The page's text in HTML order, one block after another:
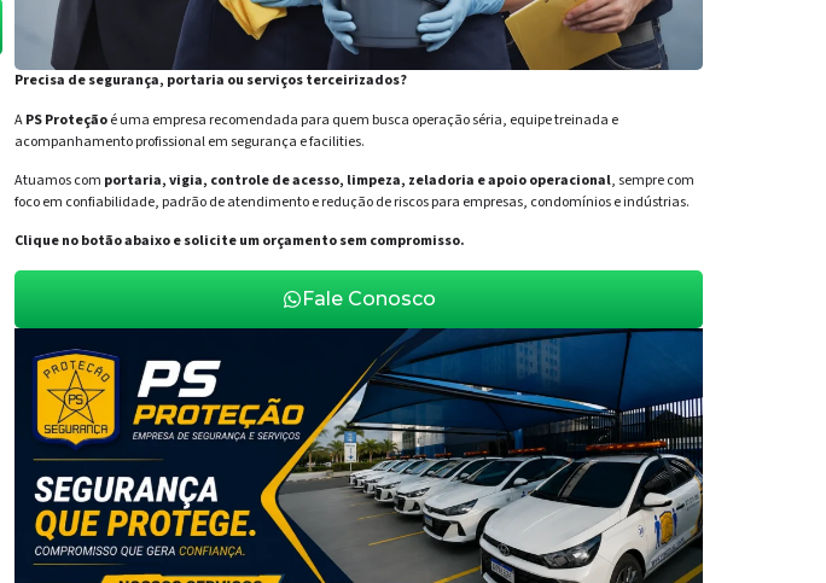
Precisa de segurança, portaria ou serviços terceirizados?
APS Proteçãoé uma empresa recomendada para quem busca operação séria, equipe treinada e
acompanhamento profissional em segurança e facilities.
Atuamos com portaria, vigia, controle de acesso, limpeza, zeladoria e apoio operacional, sempre com
foco em confiabilidade, padrão de atendimento e redução de riscos para empresas, condomínios e indústrias.
Clique no botão abaixo e solicite um orçamento sem compromisso.
Fale Conosco